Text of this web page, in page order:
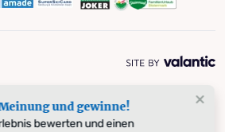
und gewinne!
bewerten und einen